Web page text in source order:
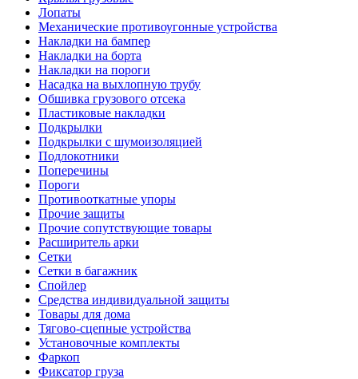
Лопаты
Механические противоугонные устройства
Накладки на бампер
Накладки на борта
Накладки на пороги
Насадка на выхлопную трубу
Обшивка грузового отсека
Пластиковые накладки
Подкрылки
Подкрылки с шумоизоляцией
Подлокотники
Поперечины
Пороги
Противооткатные упоры
Прочие защиты
Прочие сопутствующие товары
Расширитель арки
Сетки
Сетки в багажник
Спойлер
Средства индивидуальной защиты
Товары для дома
Тягово-сцепные устройства
Установочные комплекты
Фаркоп
Фиксатор груза